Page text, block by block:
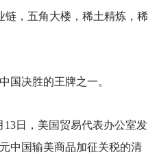
链，五角大楼，稀土精炼，稀
国决胜的王牌之一。
日，美国贸易代表办公室发
中国输美商品加征关税的清